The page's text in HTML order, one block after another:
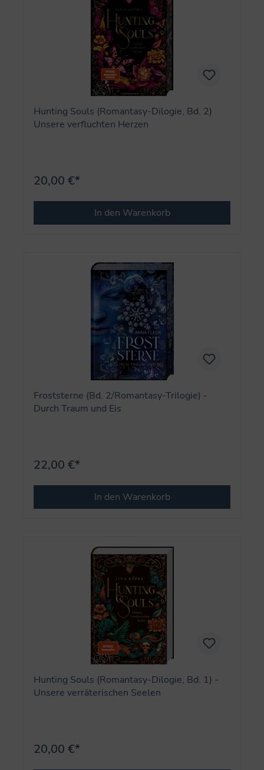
Hunting Souls (Romantasy-Dilogie, Bd. 2)
Unsere verfluchten Herzen
20,00 €*
In den Warenkorb
Froststerne (Bd. 2/Romantasy-Trilogie) -
Durch Traum und Eis
22,00 €*
In den Warenkorb
Hunting Souls (Romantasy-Dilogie, Bd. 1) -
Unsere verräterischen Seelen
20,00 €*